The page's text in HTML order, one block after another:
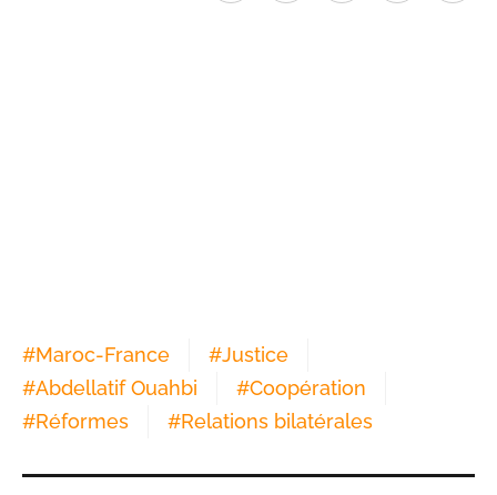
#Maroc-France #Justice
#Abdellatif Ouahbi #Coopération
#Réformes #Relations bilatérales